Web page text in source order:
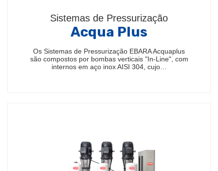
Sistemas de Pressurização
Acqua Plus
Os Sistemas de Pressurização EBARA Acquaplus
são compostos por bombas verticais "In-Line", com
internos em aço inox AISI 304, cujo…